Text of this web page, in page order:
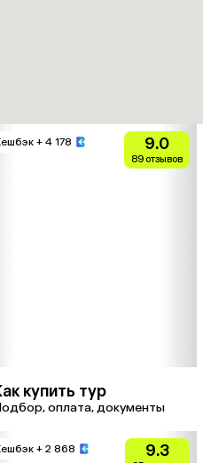
+ 4 178 9.0
89 отзывов
купить тур
оплата, документы
+ 2 868 9.3